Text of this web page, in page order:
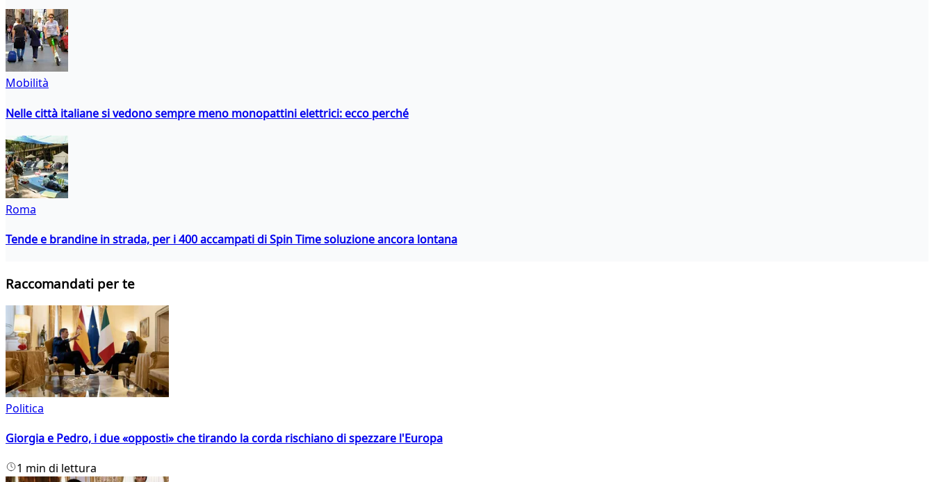
Mobilità
Nelle città italiane si vedono sempre meno monopattini elettrici: ecco perché
Roma
Tende e brandine in strada, per i 400 accampati di Spin Time soluzione ancora lontana
Raccomandati per te
Politica
Giorgia e Pedro, i due «opposti» che tirando la corda rischiano di spezzare l'Europa
1 min di lettura